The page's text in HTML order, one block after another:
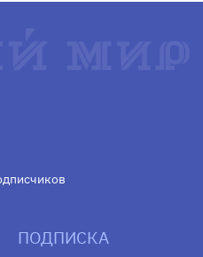
ПОДПИСКА